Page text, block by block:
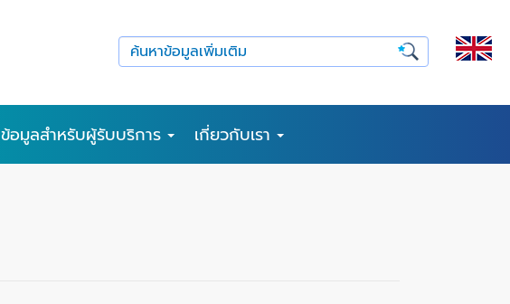
ข้อมูลสำหรับผู้รับบริการ เกี่ยวกับเรา